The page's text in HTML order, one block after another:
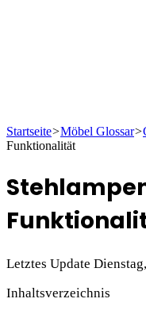
Startseite>Möbel Glossar>
Funktionalität
Letztes Update
Inhaltsverzeichnis